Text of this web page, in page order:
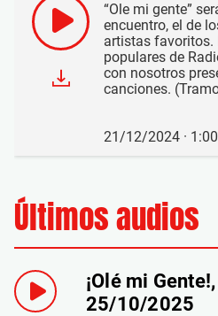
“Ole mi gente”
encuentro, el de
artistas favoritos.
populares de
con nosotros
canciones.
21/12/2024 ·
Últimos audios
¡Olé mi
25/10/2025